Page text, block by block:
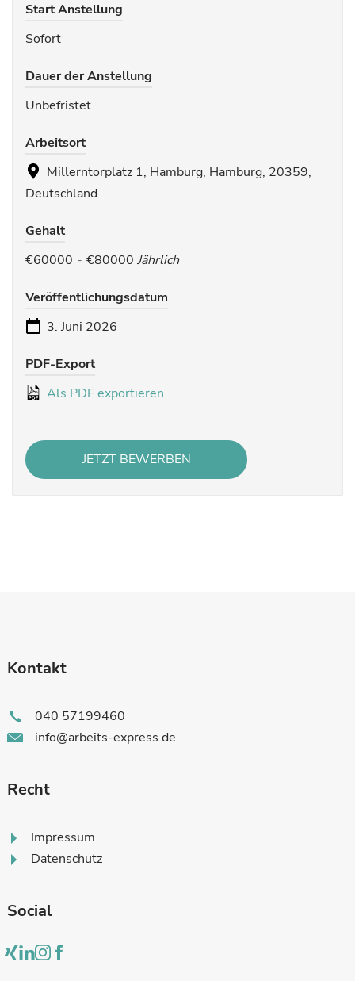
Start Anstellung
Sofort
Dauer der Anstellung
Unbefristet
Arbeitsort
Millerntorplatz 1, Hamburg, Hamburg, 20359,
Deutschland
Gehalt
€60000 - €80000 Jährlich
Veröffentlichungsdatum
3. Juni 2026
PDF-Export
Als PDF exportieren
JETZT BEWERBEN
Kontakt
040 57199460
info@arbeits-express.de
Recht
Impressum
Datenschutz
Social